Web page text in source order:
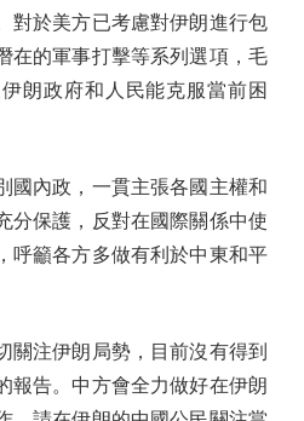
對於美方已考慮對伊朗進行包
在的軍事打擊等系列選項，毛
朗政府和人民能克服當前困
內政，一貫主張各國主權和
分保護，反對在國際關係中使
呼籲各方多做有利於中東和平
注伊朗局勢，目前沒有得到
報告。中方會全力做好在伊朗